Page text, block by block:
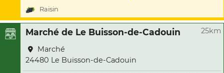
Raisin
Marché de Le Buisson-de-Cadouin 25km
Marché
24480 Le Buisson-de-Cadouin